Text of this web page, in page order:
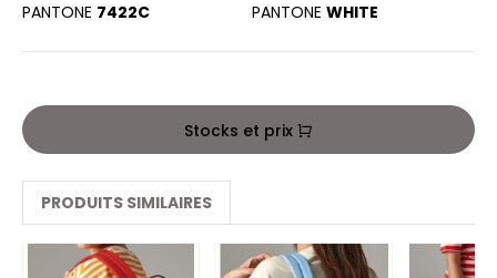
GEN
SEGURIDAD
PANTONE 7422C
PANTONE WHITE
Stocks et prix
PRODUITS SIMILAIRES